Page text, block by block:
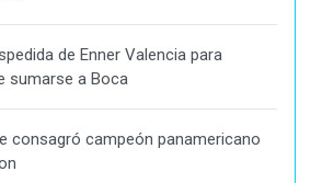
de Enner Valencia para
sumarse a Boca
consagró campeón panamericano